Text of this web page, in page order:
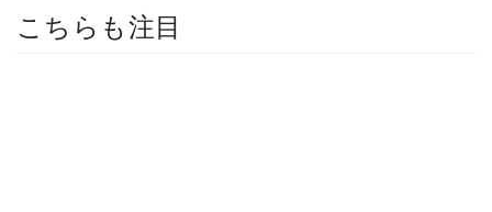
こちらも注目